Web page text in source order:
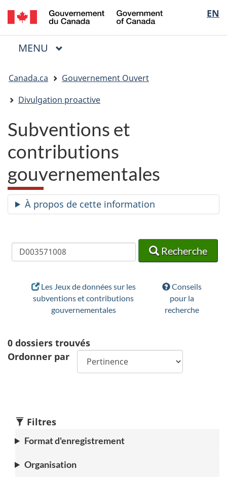
Passer
au
contenu
Passer
à
« Au
Passer
à
la
EN
of
Menu
MENU PRINCIPAL
êtes
ici
Canada.ca
Gouvernement Ouvert
Divulgation proactive
Subventions et
contributions
gouvernementales
À propos de cette information
Recherche
Recherche
Recherche
Les Jeux de données sur les
subventions et contributions
gouvernementales
Conseils
pour la
recherche
0 dossiers trouvés
Ordonner par
Filtres
Format d'enregistrement
Organisation